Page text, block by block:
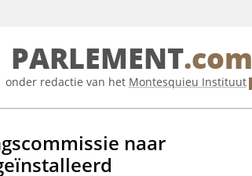
PARLEMENT.com
onder redactie van het Montesquieu Instituut
naar